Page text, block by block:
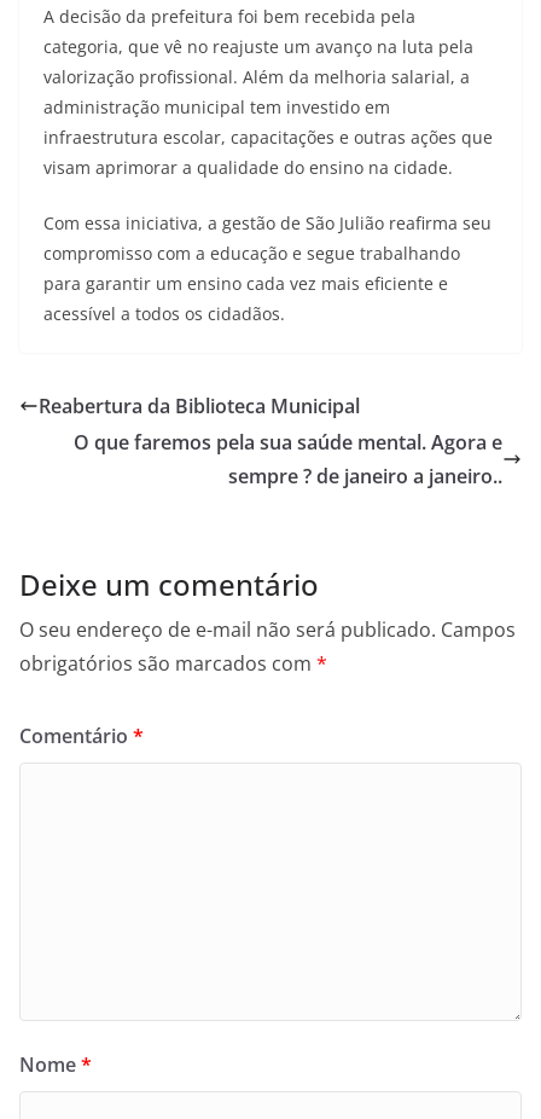
A decisão da prefeitura foi bem recebida pela
categoria, que vê no reajuste um avanço na luta pela
valorização profissional. Além da melhoria salarial, a
administração municipal tem investido em
infraestrutura escolar, capacitações e outras ações que
visam aprimorar a qualidade do ensino na cidade.
Com essa iniciativa, a gestão de São Julião reafirma seu
compromisso com a educação e segue trabalhando
para garantir um ensino cada vez mais eficiente e
acessível a todos os cidadãos.
Reabertura da Biblioteca Municipal
O que faremos pela sua saúde mental. Agora e
sempre ? de janeiro a janeiro..
Deixe um comentário
O seu endereço de e-mail não será publicado. Campos
obrigatórios são marcados com *
Comentário *
Nome*